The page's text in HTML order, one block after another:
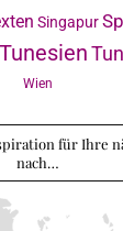
Singapur
Tunesien
Wien
für Ihre
nach…